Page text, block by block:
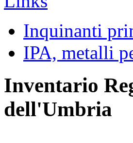
Inquinanti
IPA, metalli
Inventario
dell'Umbria